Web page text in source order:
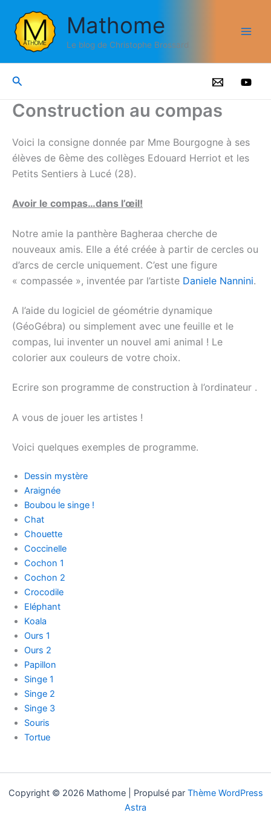
contenu
Mathome
Le blog de Christophe Brossard
Rechercher
Construction au compas
Voici la consigne donnée par Mme Bourgogne à ses
élèves de 6ème des collèges Edouard Herriot et les
Petits Sentiers à Lucé (28).
Avoir le compas…dans l’œil!
Notre amie la panthère Bagheraa cherche de
nouveaux amis. Elle a été créée à partir de cercles ou
d’arcs de cercle uniquement. C’est une figure
« compassée », inventée par l’artiste Daniele Nannini.
A l’aide du logiciel de géométrie dynamique
(GéoGébra) ou simplement avec une feuille et le
compas, lui inventer un nouvel ami animal ! Le
colorier aux couleurs de votre choix.
Ecrire son programme de construction à l’ordinateur .
A vous de jouer les artistes !
Voici quelques exemples de programme.
Dessin mystère
Araignée
Boubou le singe !
Chat
Chouette
Coccinelle
Cochon 1
Cochon 2
Crocodile
Eléphant
Koala
Ours 1
Ours 2
Papillon
Singe 1
Singe 2
Singe 3
Souris
Tortue
Copyright © 2026 Mathome | Propulsé par Thème WordPress
Astra